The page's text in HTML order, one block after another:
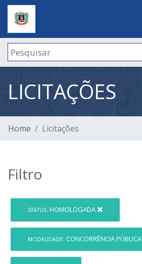
LICITAÇÕES
Home Licitações
Filtro
STATUS: HOMOLOGADA
MODALIDADE: CONCORRÊNCIA PÚBLICA